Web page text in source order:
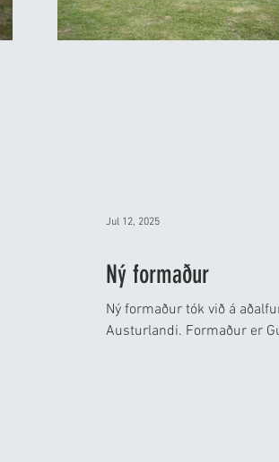
Ný formaður
Ný formaður tók við á
Austurlandi. Formaður er
Jul 12, 2025